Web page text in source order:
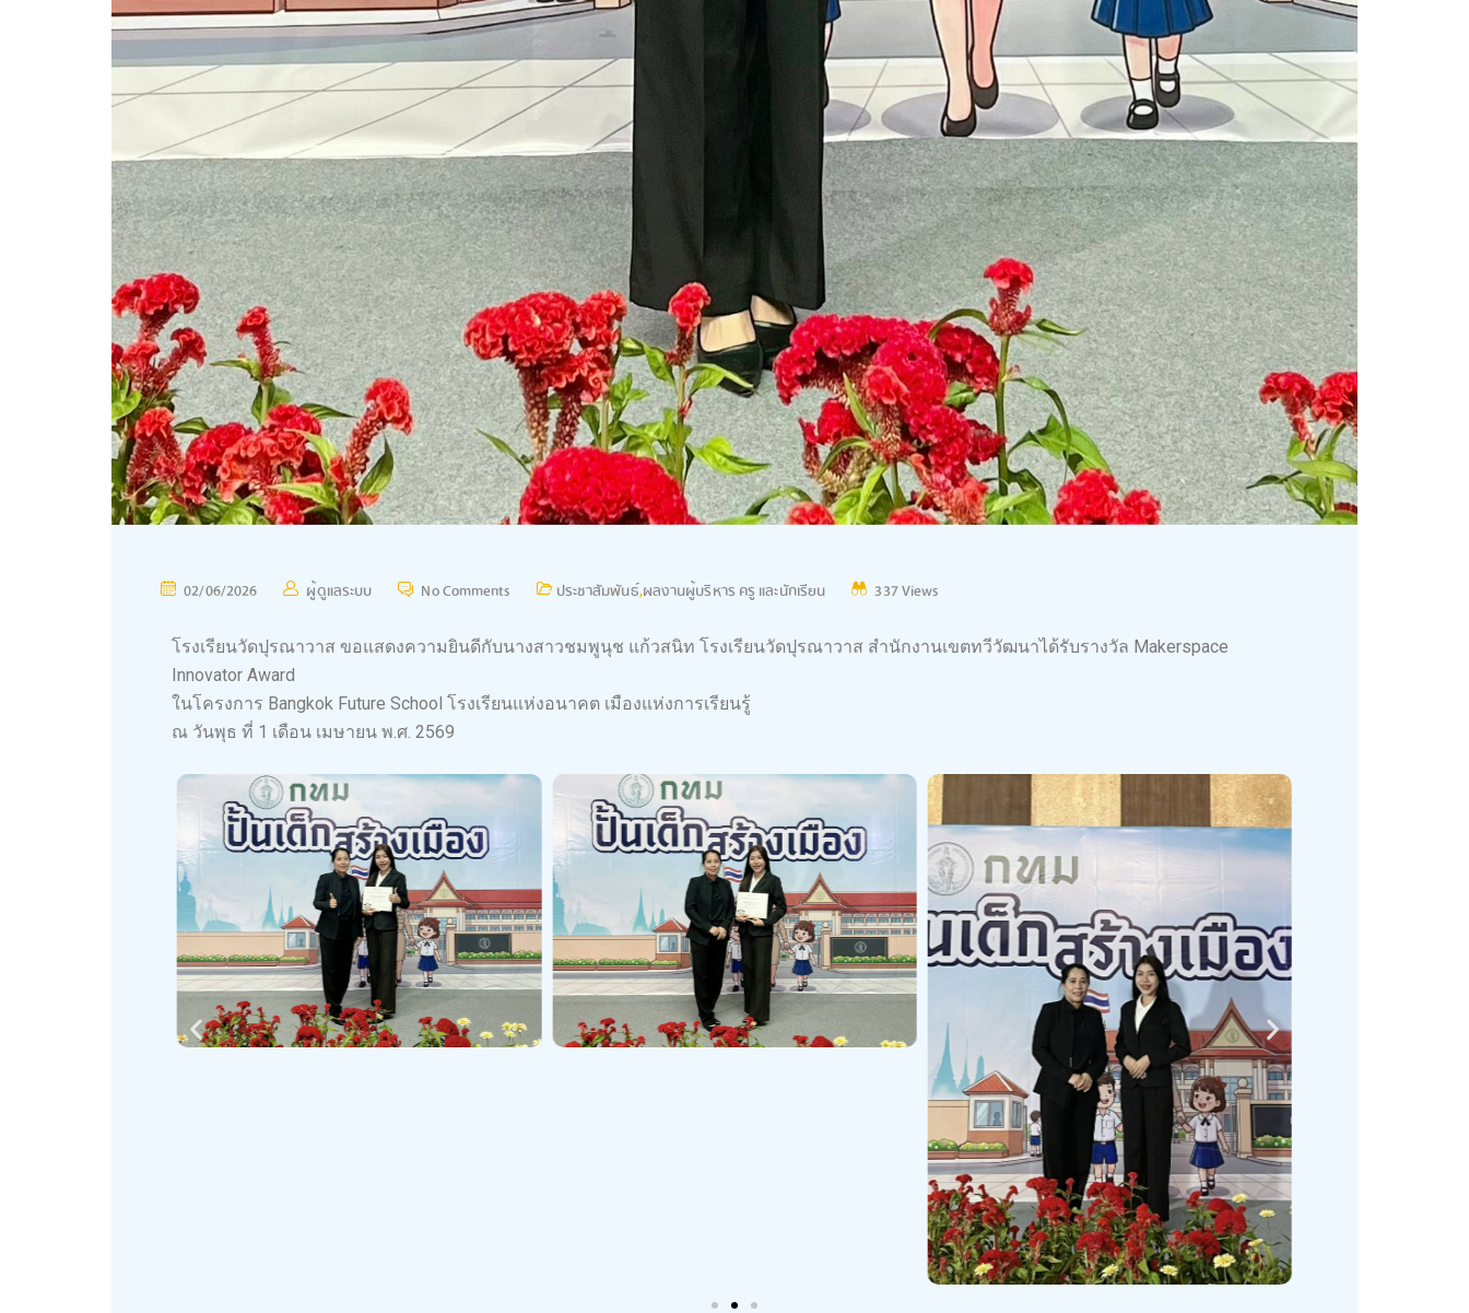
02/06/2026 ผู้ดูแลระบบ No Comments ประชาสัมพันธ์,ผลงานผู้บริหาร ครู และนักเรียน 337 Views
โรงเรียนวัดปุรณาวาส ขอแสดงความยินดีกับนางสาวชมพูนุช แก้วสนิท โรงเรียนวัดปุรณาวาส สำนักงานเขตทวีวัฒนาได้รับรางวัล Makerspace
Innovator Award
ในโครงการ Bangkok Future School โรงเรียนแห่งอนาคต เมืองแห่งการเรียนรู้
ณ วันพุธ ที่ 1 เดือน เมษายน พ.ศ. 2569